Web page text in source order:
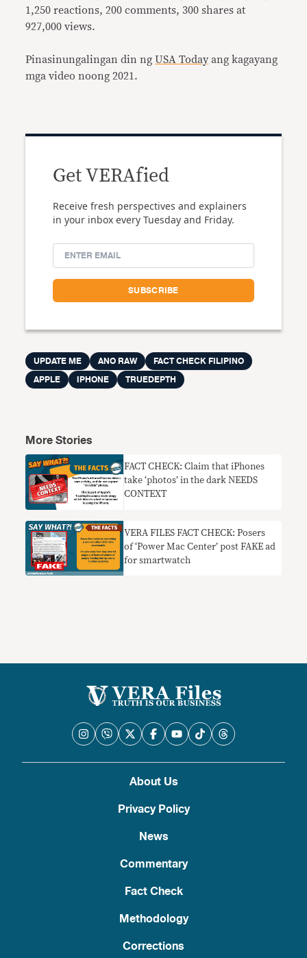
1,250 reactions, 200 comments, 300 shares at
927,000 views.
Pinasinungalingan din ngUSA Today ang kagayang
mga video noong 2021.
Get VERAfied
Receive fresh perspectives and explainers
in your inbox every Tuesday and Friday.
UPDATE ME ANO RAW
FACT CHECK FILIPINO
APPLE
IPHONE TRUEDEPTH
More Stories
FACT CHECK: Claim that iPhones
take ‘photos’ in the dark NEEDS
CONTEXT
VERA FILES FACT CHECK: Posers
of ‘Power Mac Center’ post FAKE ad
for smartwatch
About Us
Privacy Policy
News
Commentary
Fact Check
Methodology
Corrections